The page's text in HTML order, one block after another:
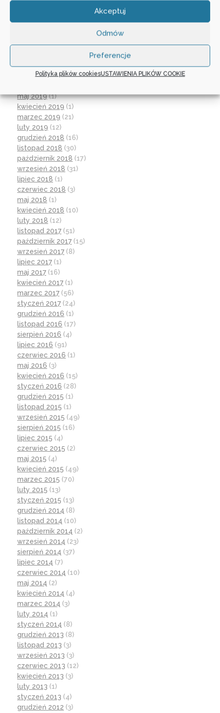
Akceptuj
Odmów
Preferencje
Polityka plików cookiesUSTAWIENIA PLIKÓW COOKIE
maj 2020(1)
luty 2020(10)
grudzień 2019(18)
październik 2019(15)
wrzesień 2019(12)
maj 2019(1)
kwiecień 2019 (1)
marzec 2019 (21)
luty 2019 (12)
grudzień 2018 (16)
listopad 2018 (30)
październik 2018 (17)
wrzesień 2018 (31)
lipiec 2018 (1)
czerwiec 2018 (3)
maj 2018 (1)
kwiecień 2018 (10)
luty 2018 (12)
listopad 2017 (51)
październik 2017 (15)
wrzesień 2017 (8)
lipiec 2017 (1)
maj 2017 (16)
kwiecień 2017 (1)
marzec 2017 (56)
styczeń 2017 (24)
grudzień 2016 (1)
listopad 2016 (17)
sierpień 2016 (4)
lipiec 2016 (91)
czerwiec 2016 (1)
maj 2016 (3)
kwiecień 2016 (15)
styczeń 2016 (28)
grudzień 2015 (1)
listopad 2015 (1)
wrzesień 2015 (49)
sierpień 2015 (16)
lipiec 2015 (4)
czerwiec 2015 (2)
maj 2015 (4)
kwiecień 2015 (49)
marzec 2015 (70)
luty 2015 (13)
styczeń 2015 (13)
grudzień 2014 (8)
listopad 2014 (10)
październik 2014 (2)
wrzesień 2014 (23)
sierpień 2014 (37)
lipiec 2014 (7)
czerwiec 2014 (10)
maj 2014 (2)
kwiecień 2014 (4)
marzec 2014 (3)
luty 2014 (1)
styczeń 2014 (8)
grudzień 2013 (8)
listopad 2013 (3)
wrzesień 2013 (3)
czerwiec 2013 (12)
kwiecień 2013 (3)
luty 2013 (1)
styczeń 2013 (4)
grudzień 2012 (3)